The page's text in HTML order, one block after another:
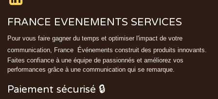
FRANCE EVENEMENTS SERVICES
Pour vous faire gagner du temps et optimiser l'impact de votre
communication, France
Événements construit des produits innovants.
Faites confiance à une équipe de passionnés et améliorez vos
performances grâce à une communication qui se remarque.
Paiement sécurisé 🔒